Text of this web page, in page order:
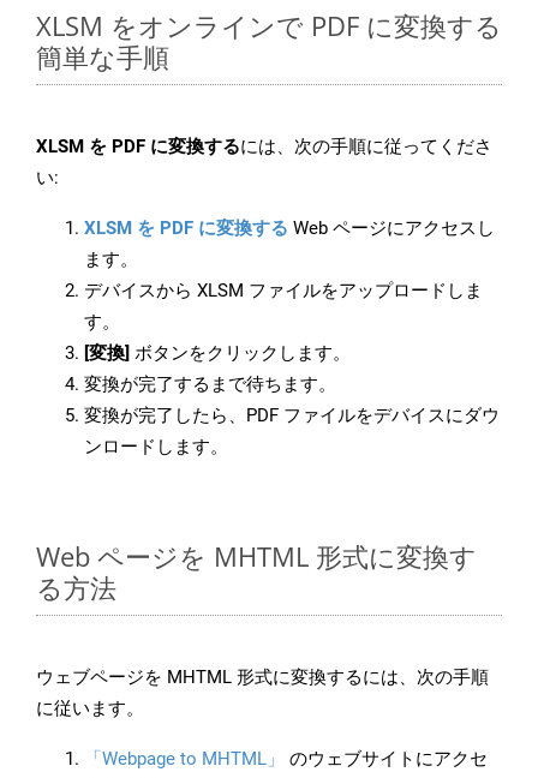
XLSM をオンラインで PDF に変換する
簡単な手順
XLSM を PDF に変換するには、次の手順に従ってくださ
い:
XLSM を PDF に変換する Web ページにアクセスし
ます。
デバイスから XLSM ファイルをアップロードしま
す。
[変換] ボタンをクリックします。
変換が完了するまで待ちます。
変換が完了したら、PDF ファイルをデバイスにダウ
ンロードします。
Web ページを MHTML 形式に変換す
る方法
ウェブページを MHTML 形式に変換するには、次の手順
に従います。
「Webpage to MHTML」
のウェブサイトにアクセ